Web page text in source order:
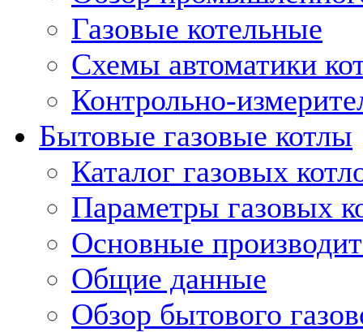
Газовые котельные
Схемы автоматики
Контрольно-
Бытовые газовые котлы
Каталог газовых
Параметры газовых
Основные
Общие данные
Обзор бытового